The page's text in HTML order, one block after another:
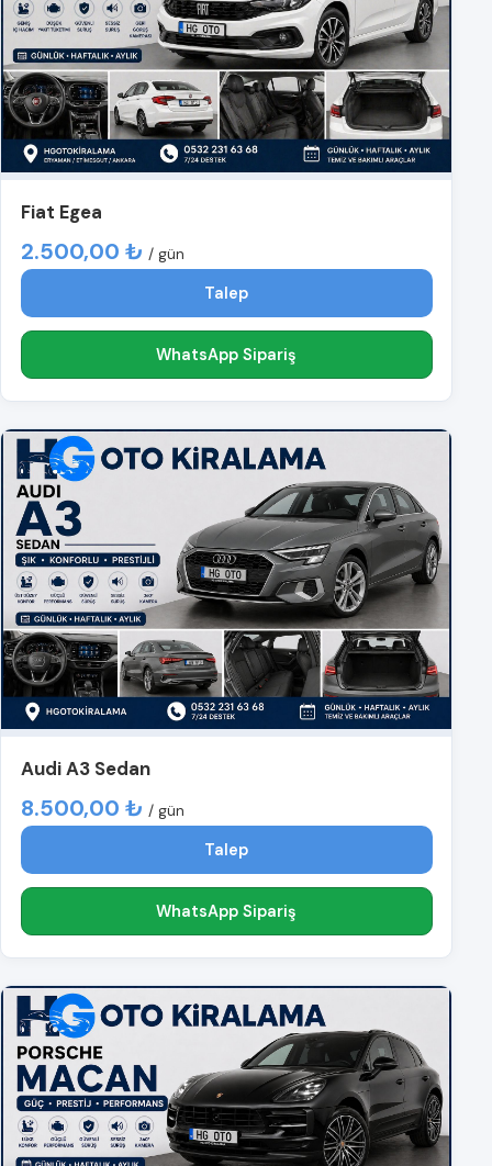
Fiat Egea
2.500,00 ₺ / gün
Talep
WhatsApp Sipariş
Audi A3 Sedan
8.500,00 ₺ / gün
Talep
WhatsApp Sipariş